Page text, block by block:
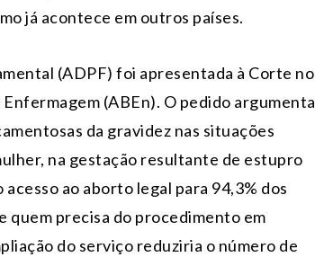
já acontece em outros países.
(ADPF) foi apresentada à Corte no
(ABEn). O pedido argumenta
da gravidez nas situações
na gestação resultante de estupro
ao aborto legal para 94,3% dos
precisa do procedimento em
do serviço reduziria o número de